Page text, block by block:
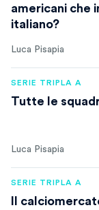
americani che
italiano?
Luca Pisapia
SERIE TRIPLA A
Tutte le
Luca Pisapia
SERIE TRIPLA A
Il